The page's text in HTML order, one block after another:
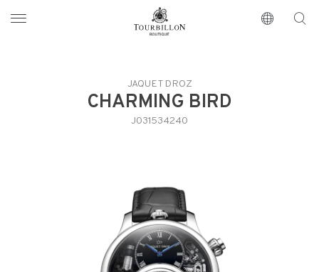
https://www.tourbillon.com/it
JAQUET DROZ
CHARMING BIRD
J031534240